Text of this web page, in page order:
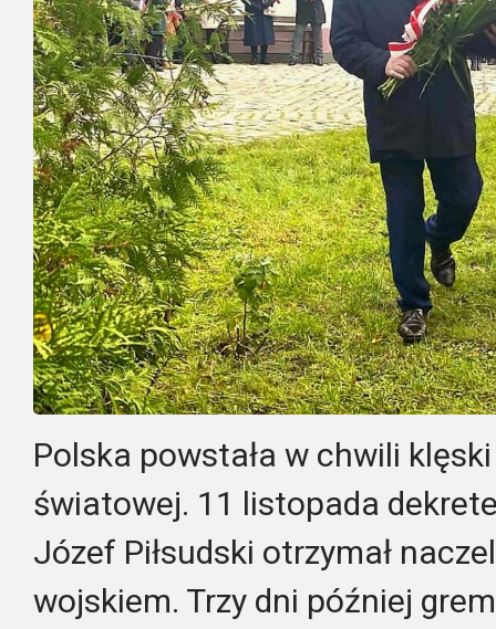
Polska powstała w chwili
światowej. 11 listopada
Józef Piłsudski otrzymał
wojskiem. Trzy dni później